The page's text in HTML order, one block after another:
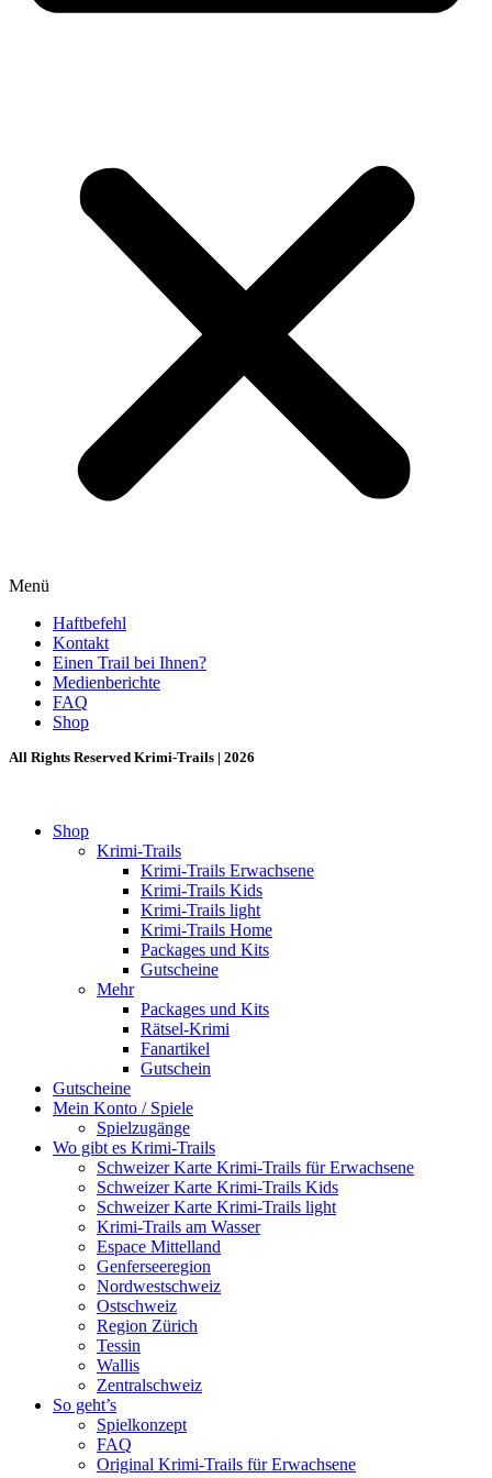
Menü
Haftbefehl
Kontakt
Einen Trail bei Ihnen?
Medienberichte
FAQ
Shop
All Rights Reserved Krimi-Trails | 2026
Shop
Krimi-Trails
Krimi-Trails Erwachsene
Krimi-Trails Kids
Krimi-Trails light
Krimi-Trails Home
Packages und Kits
Gutscheine
Mehr
Packages und Kits
Rätsel-Krimi
Fanartikel
Gutschein
Gutscheine
Mein Konto / Spiele
Spielzugänge
Wo gibt es Krimi-Trails
Schweizer Karte Krimi-Trails für Erwachsene
Schweizer Karte Krimi-Trails Kids
Schweizer Karte Krimi-Trails light
Krimi-Trails am Wasser
Espace Mittelland
Genferseeregion
Nordwestschweiz
Ostschweiz
Region Zürich
Tessin
Wallis
Zentralschweiz
So geht’s
Spielkonzept
FAQ
Original Krimi-Trails für Erwachsene